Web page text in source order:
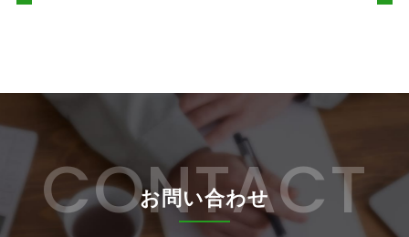
お問い合わせ
CONTACT